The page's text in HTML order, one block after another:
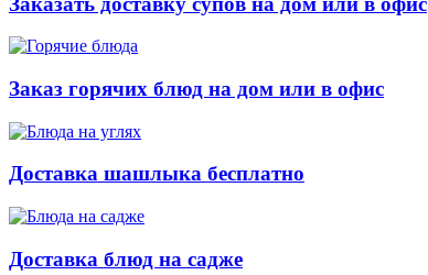
Заказ горячих блюд на дом или в офис
Доставка шашлыка бесплатно
Доставка блюд на садже